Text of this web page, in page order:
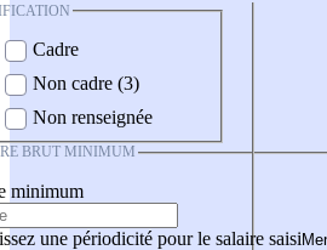
Cadre
Non cadre (3)
Non renseignée
BRUT MINIMUM
minimum
une périodicité pour le salaire saisi